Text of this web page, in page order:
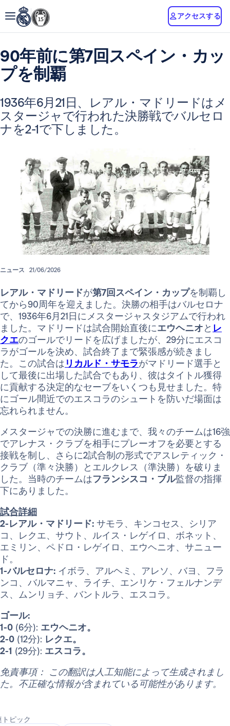
アクセスする
90年前に第7回スペイン・カッ
プを制覇
1936年6月21日、レアル・マドリードはメ
スタージャで行われた決勝戦でバルセロ
ナを2-1で下しました。
ニュース 21/06/2026
レアル・マドリードが第7回スペイン・カップを制覇し
てから90周年を迎えました。決勝の相手はバルセロナ
で、1936年6月21日にメスタージャスタジアムで行われ
ました。マドリードは試合開始直後にエウヘニオと レ
クエのゴールでリードを広げましたが、29分にエスコ
ラがゴールを決め、試合終了まで緊張感が続きまし
た。この試合は リカルド・サモラがマドリード選手と
して最後に出場した試合でもあり、彼はタイトル獲得
に貢献する決定的なセーブをいくつも見せました。特
にゴール間近でのエスコラのシュートを防いだ場面は
忘れられません。
メスタージャでの決勝に進むまで、我々のチームは16強
でアレナス・クラブを相手にプレーオフを必要とする
接戦を制し、さらに2試合制の形式でアスレティック・
クラブ（準々決勝）とエルクレス（準決勝）を破りま
した。当時のチームはフランシスコ・ブル監督の指揮
下にありました。
試合詳細
2-レアル・マドリード: サモラ、キンコセス、シリア
コ、レクエ、サウト、ルイス・レゲイロ、ボネット、
エミリン、ペドロ・レゲイロ、エウヘニオ、サニュー
ド。
1-バルセロナ: イボラ、アルヘミ、アレソ、バヨ、フラ
ンコ、バルマニャ、ライチ、エンリケ・フェルナンデ
ス、ムンリョチ、バントルラ、エスコラ。
ゴール:
1-0 (6分): エウヘニオ。
2-0 (12分): レクエ。
2-1 (29分): エスコラ。
免責事項： この翻訳は人工知能によって生成されまし
た。不正確な情報が含まれている可能性があります。
トピック